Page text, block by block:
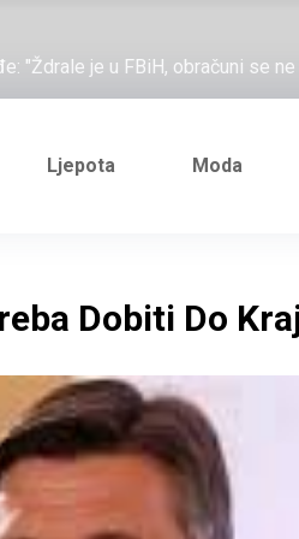
"Ždrale je u FBiH, obračuni se
Željezničarov Karamarko
je general Izet Nanić,
Ljepota Moda
Dobiti Do